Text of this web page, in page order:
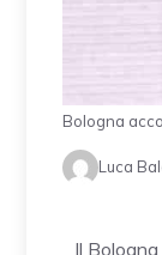
Bologna
Luca
Il